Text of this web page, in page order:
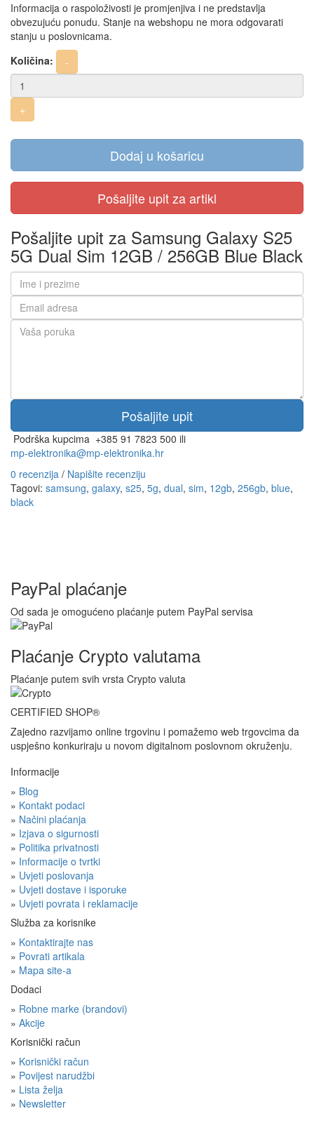
Informacija o raspoloživosti je promjenjiva i ne predstavlja
obvezujuću ponudu. Stanje na webshopu ne mora odgovarati
stanju u poslovnicama.
Količina:
Dodaj u košaricu
Pošaljite upit za Samsung Galaxy S25
5G Dual Sim 12GB / 256GB Blue Black
Podrška kupcima +385 91 7823 500 ili
mp-elektronika@mp-elektronika.hr
0 recenzija / Napišite recenziju
Tagovi: samsung, galaxy, s25, 5g, dual, sim, 12gb, 256gb, blue,
black
PayPal plaćanje
Od sada je omogućeno plaćanje putem PayPal servisa
Plaćanje Crypto valutama
Plaćanje putem svih vrsta Crypto valuta
CERTIFIED SHOP®
Zajedno razvijamo online trgovinu i pomažemo web trgovcima da
uspješno konkuriraju u novom digitalnom poslovnom okruženju.
Informacije
» Blog
» Kontakt podaci
» Načini plaćanja
» Izjava o sigurnosti
» Politika privatnosti
» Informacije o tvrtki
» Uvjeti poslovanja
» Uvjeti dostave i isporuke
» Uvjeti povrata i reklamacije
Služba za korisnike
» Kontaktirajte nas
» Povrati artikala
» Mapa site-a
Dodaci
» Robne marke (brandovi)
» Akcije
Korisnički račun
» Korisnički račun
» Povijest narudžbi
» Lista želja
» Newsletter